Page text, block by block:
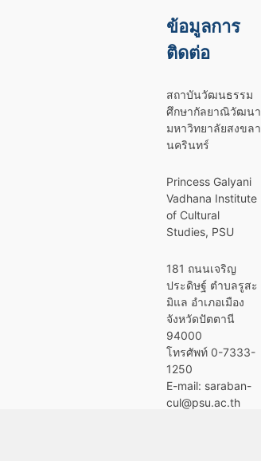
ข้อมูลการ
ติดต่อ
สถาบันวัฒนธรรม
ศึกษากัลยาณิวัฒนา
มหาวิทยาลัยสงขลา
นครินทร์
Princess Galyani
Vadhana Institute
of Cultural
Studies, PSU
181 ถนนเจริญ
ประดิษฐ์ ตำบลรูสะ
มิแล อำเภอเมือง
จังหวัดปัตตานี
94000
โทรศัพท์ 0-7333-
1250
E-mail: saraban-
cul@psu.ac.th